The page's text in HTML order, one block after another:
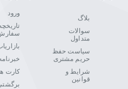
بلاگ
سوالات
متداول
سیاست حفظ
حریم مشتری
شرایط و
قوانین
ورود
کارت